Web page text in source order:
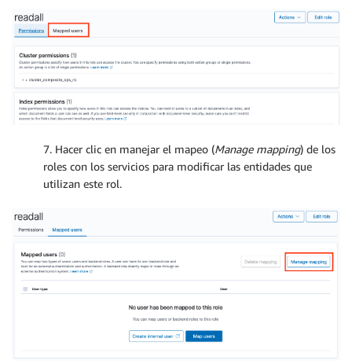
7. Hacer clic en manejar el mapeo (Manage mapping) de los
roles con los servicios para modificar las entidades que
utilizan este rol.